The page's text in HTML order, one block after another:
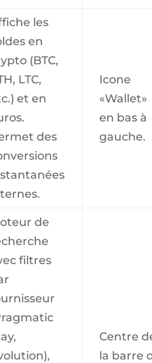
les
en
(BTC,
LTC,
et en
des
Icone
«Wallet»
en bas à
gauche.
de
filtres
Centre
la barre